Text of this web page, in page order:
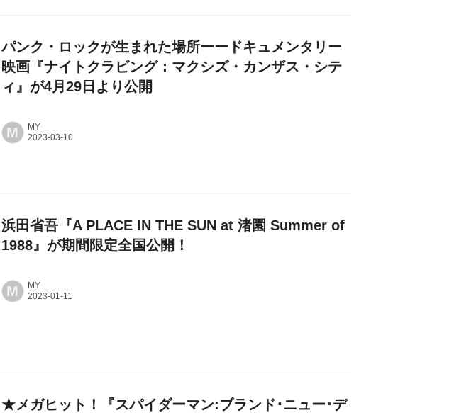
パンク・ロックが生まれた場所ーードキュメンタリー
映画『ナイトクラビング：マクシズ・カンザス・シテ
ィ』が4月29日より公開
M MY
浜田省吾『A PLACE IN THE SUN at 渚園 Summer of
1988』が期間限定全国公開！
M MY
★メガヒット！『スパイダーマン:ブランド･ニュー･デ